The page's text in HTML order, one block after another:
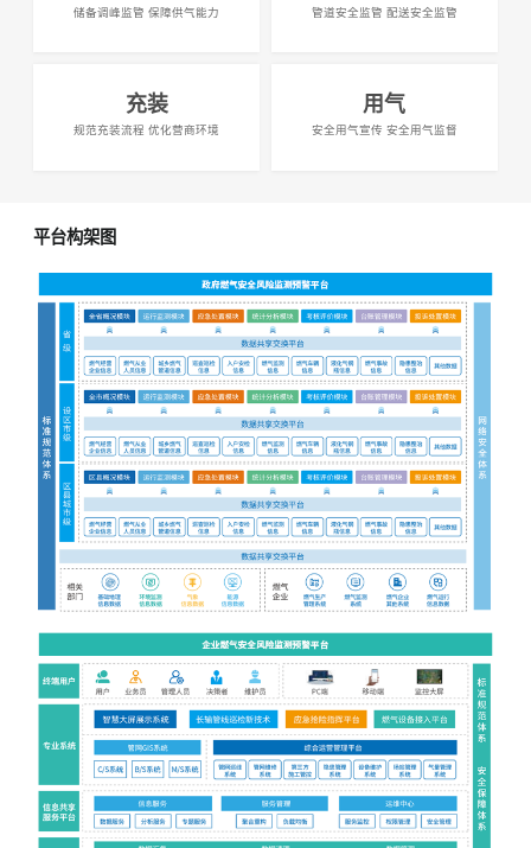
储备调峰监管 保障供气能力 管道安全监管 配送安全监管
充装
规范充装流程 优化营商环境
用气
安全用气宣传 安全用气监督
平台构架图